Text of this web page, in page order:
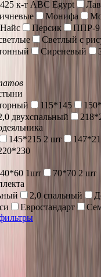
к-т ABC Egypt
Монифа
Найс Персик ППР-9
Светлый с
Сиреневый
115*145
двухспальный
145*215 2 шт
40*60 1шт
70*70 2 шт
2,0 спальный
Евростандарт